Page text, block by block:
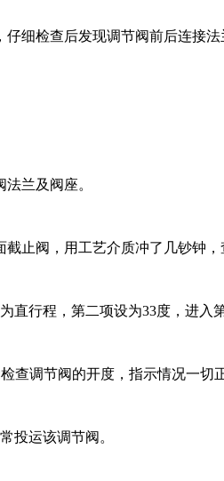
细检查后发现调节阀前后连接
兰及阀座。
止阀，用工艺介质冲了几钞钟
行程，第二项设为33度，进入
查调节阀的开度，指示情况一切
投运该调节阀。